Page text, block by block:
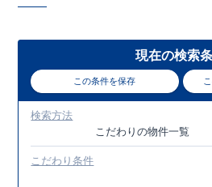
現在の検索
この条件を保存
検索方法
こだわりの物件一覧
こだわり条件